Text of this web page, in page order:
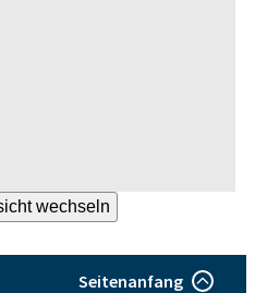
Seitenanfang